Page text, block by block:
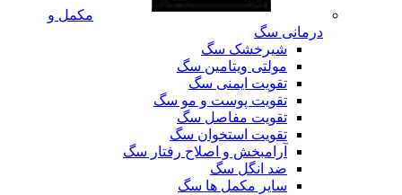
مکمل و
درمانی سگ
شیرخشک سگ
مولتی ویتامین سگ
تقویت ایمنی سگ
تقویت پوست و مو سگ
تقویت مفاصل سگ
تقویت استخوان سگ
آرامبخش و اصلاح رفتار سگ
ضد انگل سگ
سایر مکمل ها سگ